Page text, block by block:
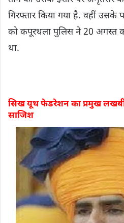
गिरफ्तार किया गया है. वहीं उसके
को कपूरथला पुलिस ने 20 अगस्त
था.
सिख यूथ फेडरेशन का प्रमुख
साजिश